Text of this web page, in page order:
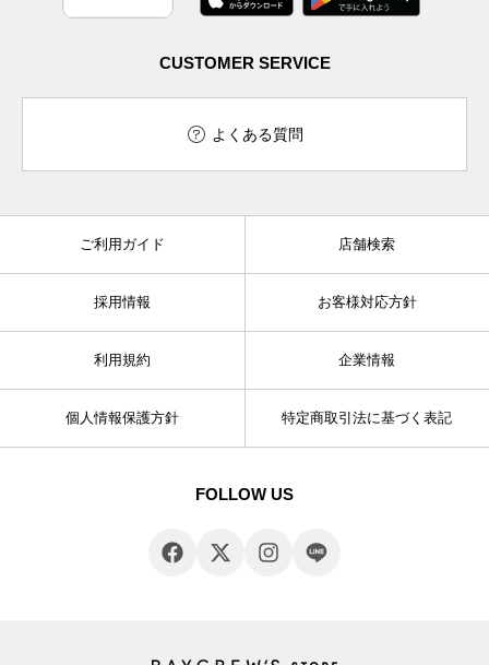
CUSTOMER SERVICE
よくある質問
ご利用ガイド 店舗検索
採用情報 お客様対応方針
利用規約 企業情報
個人情報保護方針 特定商取引法に基づく表記
FOLLOW US